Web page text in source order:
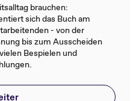
brauchen:
sich das Buch am
- von der
bis zum Ausscheiden
Bespielen und